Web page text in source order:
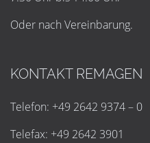
Oder nach Vereinbarung.
KONTAKT REMAGEN
Telefon: +49 2642 9374 – 0
Telefax: +49 2642 3901